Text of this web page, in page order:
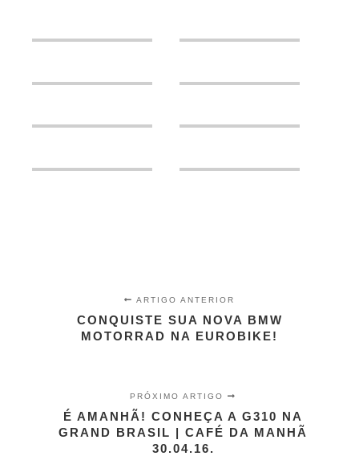
ARTIGO ANTERIOR
CONQUISTE SUA NOVA BMW
MOTORRAD NA EUROBIKE!
PRÓXIMO ARTIGO
É AMANHÃ! CONHEÇA A G310 NA
GRAND BRASIL | CAFÉ DA MANHÃ
30.04.16.